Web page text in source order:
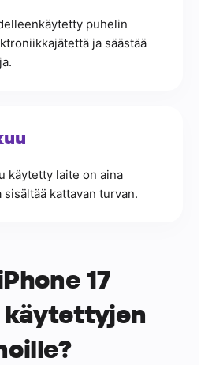
puhelin
ja säästää
käytetty laite on aina
kattavan turvan.
17
käytettyjen